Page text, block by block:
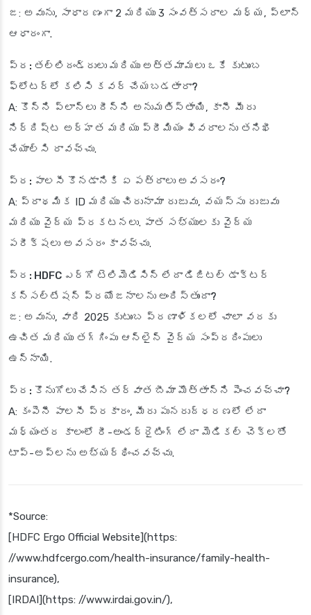
జ: అవును, సాధారణంగా 2 మరియు 3 సంవత్సరాల మధ్య, ప్లాన్
ఆధారంగా.
ప్ర: తల్లిదండ్రులు మరియు అత్తమామలు ఒకే కుటుంబ
ఫ్లోటర్‌లో కలిసి కవర్ చేయబడతారా?
A: కొన్ని ప్లాన్‌లు దీన్ని అనుమతిస్తాయి, కానీ మీరు
నిర్దిష్ట అర్హత మరియు ప్రీమియం వివరాలను తనిఖీ
చేయాల్సి రావచ్చు.
ప్ర: పాలసీ కొనడానికి ఏ పత్రాలు అవసరం?
A: ప్రాథమిక ID మరియు చిరునామా రుజువు, వయస్సు రుజువు
మరియు వైద్య ప్రకటనలు. పాత సభ్యులకు వైద్య
పరీక్షలు అవసరం కావచ్చు.
ప్ర: HDFC ఎర్గో టెలిమెడిసిన్ లేదా డిజిటల్ డాక్టర్
కన్సల్టేషన్ ప్రయోజనాలను అందిస్తుందా?
జ: అవును, వారి 2025 కుటుంబ ప్రణాళికలలో చాలా వరకు
ఉచిత మరియు తగ్గింపు ఆన్‌లైన్ వైద్య సంప్రదింపులు
ఉన్నాయి.
ప్ర: కొనుగోలు చేసిన తర్వాత బీమా మొత్తాన్ని పెంచవచ్చా?
A: కంపెనీ పాలసీ ప్రకారం, మీరు పునరుద్ధరణలో లేదా
మధ్యంతర కాలంలో రీ-అండర్‌రైటింగ్ లేదా మెడికల్ చెక్‌లతో
టాప్-అప్‌లను అభ్యర్థించవచ్చు.
*Source:
[HDFC Ergo Official Website](https:
//www.hdfcergo.com/health-insurance/family-health-
insurance),
[IRDAI](https: //www.irdai.gov.in/),